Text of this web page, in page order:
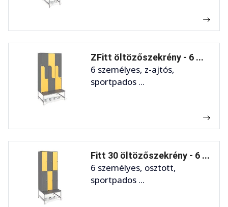
ZFitt öltözőszekrény - 6 ...
6 személyes, z-ajtós,
sportpados ...
Fitt 30 öltözőszekrény - 6 ...
6 személyes, osztott,
sportpados ...